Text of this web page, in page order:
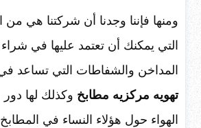
ومنها فإننا وجدنا أن شركتنا هي
التي يمكنك أن تعتمد عليها في
المداخن والشفاطات التي تساعد
تهويه مركزيه مطابخ وكذلك لها
الهواء حول هؤلاء النساء في